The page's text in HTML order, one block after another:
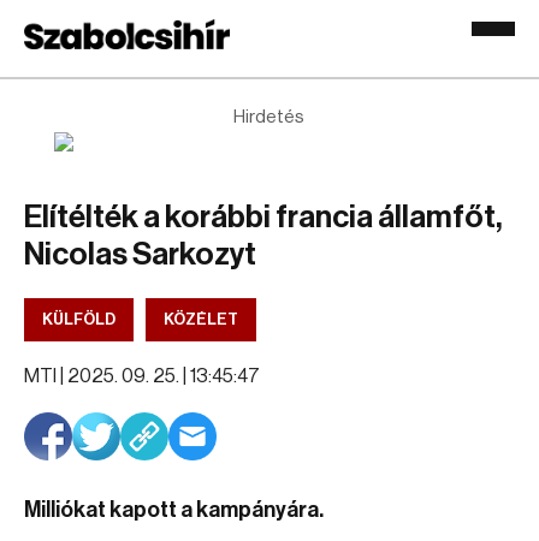
Hirdetés
Elítélték a korábbi francia államfőt,
Nicolas Sarkozyt
KÜLFÖLD KÖZÉLET
MTI | 2025. 09. 25. | 13:45:47
Milliókat kapott a kampányára.